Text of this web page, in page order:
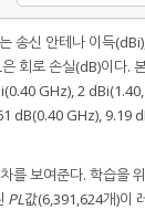
는 송신 안테나 이득
은 회로 손실(dB)이다.
GHz), 2
dB(0.40 GHz), 9.19
를 보여준다. 학습을
PL값(6,391,624개)이